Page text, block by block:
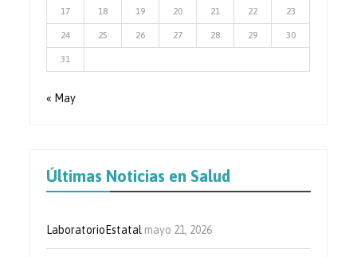
17 18 19 20 21 22 23
24 25 26 27 28 29 30
31
« May
Últimas Noticias en Salud
LaboratorioEstatal mayo 21, 2026